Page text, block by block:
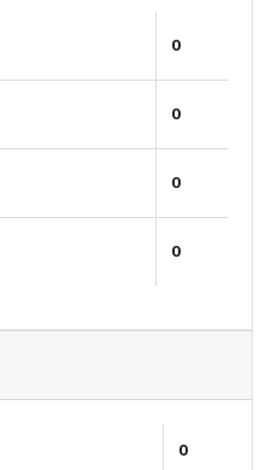
0
0
0
0
0